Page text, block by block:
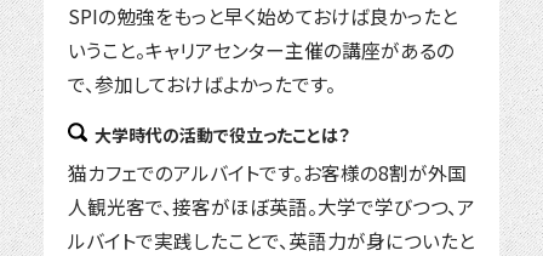
SPIの勉強をもっと早く始めておけば良かったと
いうこと。キャリアセンター主催の講座があるの
で、参加しておけばよかったです。
大学時代の活動で役立ったことは？
猫カフェでのアルバイトです。お客様の8割が外国
人観光客で、接客がほぼ英語。大学で学びつつ、ア
ルバイトで実践したことで、英語力が身についたと